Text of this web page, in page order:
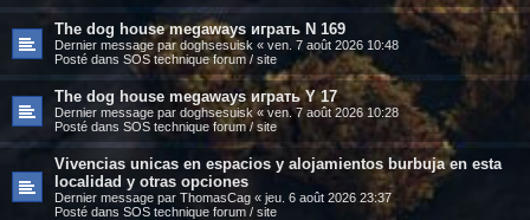
The dog house megaways играть N 169
Dernier message pardoghsesuisk « ven. 7 août 2026 10:48
Posté dans SOS technique forum / site
The dog house megaways играть Y 17
Dernier message par doghsesuisk« ven. 7 août 2026 10:28
Posté dans SOS technique forum / site
Vivencias unicas en espacios y alojamientos burbuja en esta
localidad y otras opciones
Dernier message par ThomasCag « jeu. 6 août 2026 23:37
Posté dans SOS technique forum / site